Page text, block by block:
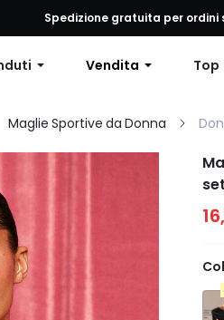
12% di sconto su ordini superiori
Spedizione gratuita per ordini
Vendita Top
Maglie Sportive da Donna